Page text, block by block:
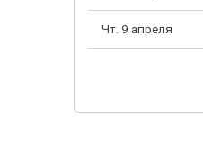
Чт. 9 апреля